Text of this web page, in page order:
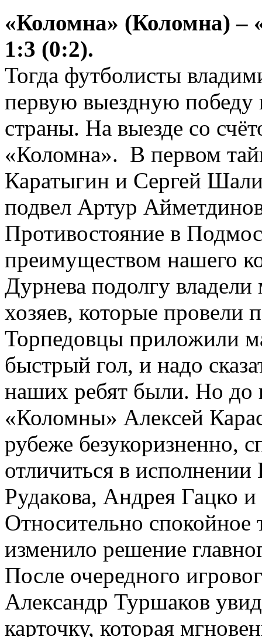
«Коломна» (Коломна)
1:3 (0:2).
Тогда футболисты
первую выездную победу
страны. На выезде со
«Коломна». В первом
Каратыгин и Сергей
подвел Артур
Противостояние в
преимуществом нашего
Дурнева подолгу
хозяев, которые
Торпедовцы приложили
быстрый гол, и надо
наших ребят были. Но до
«Коломны» Алексей
рубеже безукоризненно,
отличиться в
Рудакова, Андрея Гацко
Относительно спокойное
изменило решение
После очередного
Александр Туршаков
карточку, которая